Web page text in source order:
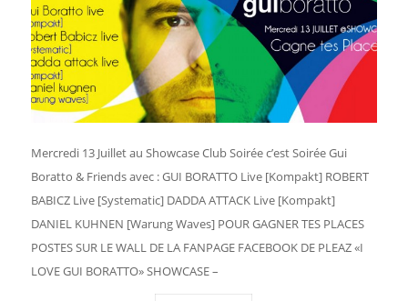
Mercredi 13 Juillet au Showcase Club Soirée c’est Soirée Gui
Boratto & Friends avec : GUI BORATTO Live [Kompakt] ROBERT
BABICZ Live [Systematic] DADDA ATTACK Live [Kompakt]
DANIEL KUHNEN [Warung Waves] POUR GAGNER TES PLACES
POSTES SUR LE WALL DE LA FANPAGE FACEBOOK DE PLEAZ «I
LOVE GUI BORATTO» SHOWCASE –